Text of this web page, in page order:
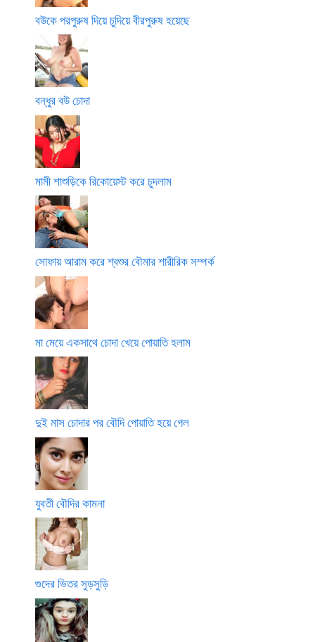
বউকে পরপুরুষ দিয়ে চুদিয়ে বীরপুরুষ হয়েছে
বন্ধুর বউ চোদা
মামী শাশুড়িকে রিকোয়েস্ট করে চুদলাম
সোফায় আরাম করে শ্বশুর বৌমার শারীরিক সম্পর্ক
মা মেয়ে একসাথে চোদা খেয়ে পোয়াতি হলাম
দুই মাস চোদার পর বৌদি পোয়াতি হয়ে গেল
যুবতী বৌদির কামনা
গুদের ভিতর সুড়সুড়ি